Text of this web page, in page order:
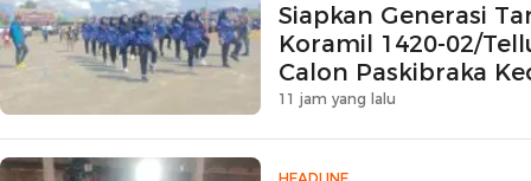
Siapkan Generasi
Koramil 1420-02/
Calon Paskibraka
11 jam yang lalu